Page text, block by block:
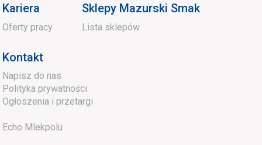
Kariera
Oferty pracy
Sklepy Mazurski Smak
Lista sklepów
Kontakt
Napisz do nas
Polityka prywatności
Ogłoszenia i przetargi
Echo Mlekpolu